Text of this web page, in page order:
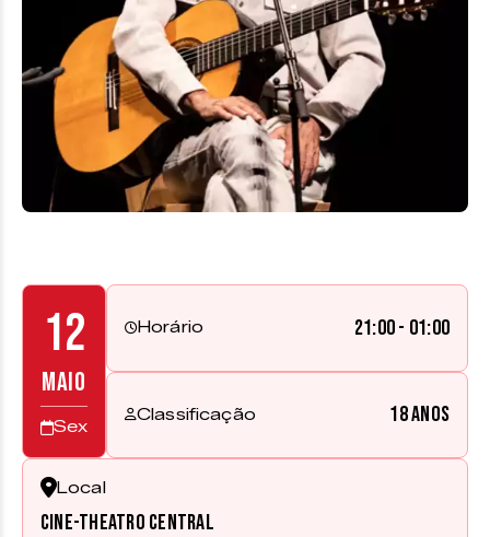
12
MAIO
Sex
Horário 21:00 - 01:00
Classificação 18 anos
Local
Cine-Theatro Central